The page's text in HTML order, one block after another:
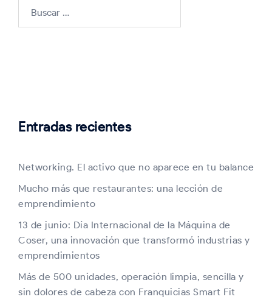
Entradas recientes
Networking. El activo que no aparece en tu balance
Mucho más que restaurantes: una lección de
emprendimiento
13 de junio: Día Internacional de la Máquina de
Coser, una innovación que transformó industrias y
emprendimientos
Más de 500 unidades, operación limpia, sencilla y
sin dolores de cabeza con Franquicias Smart Fit